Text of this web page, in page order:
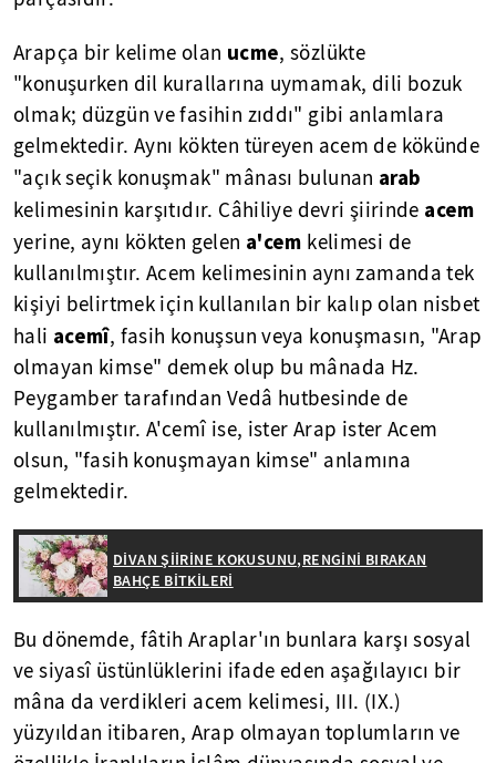
Arapça bir kelime olan ucme, sözlükte
"konuşurken dil kurallarına uymamak, dili bozuk
olmak; düzgün ve fasihin zıddı" gibi anlamlara
gelmektedir. Aynı kökten türeyen acem de kökünde
"açık seçik konuşmak" mânası bulunan arab
kelimesinin karşıtıdır. Câhiliye devri şiirinde acem
yerine, aynı kökten gelen a'cem kelimesi de
kullanılmıştır. Acem kelimesinin aynı zamanda tek
kişiyi belirtmek için kullanılan bir kalıp olan nisbet
hali acemî, fasih konuşsun veya konuşmasın, "Arap
olmayan kimse" demek olup bu mânada Hz.
Peygamber tarafından Vedâ hutbesinde de
kullanılmıştır. A'cemî ise, ister Arap ister Acem
olsun, "fasih konuşmayan kimse" anlamına
gelmektedir.
DİVAN ŞİİRİNE KOKUSUNU,RENGİNİ BIRAKAN
BAHÇE BİTKİLERİ
Bu dönemde, fâtih Araplar'ın bunlara karşı sosyal
ve siyasî üstünlüklerini ifade eden aşağılayıcı bir
mâna da verdikleri acem kelimesi, III. (IX.)
yüzyıldan itibaren, Arap olmayan toplumların ve